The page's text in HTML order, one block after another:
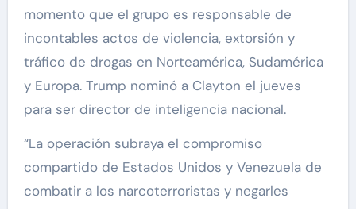
momento que el grupo es responsable de
incontables actos de violencia, extorsión y
tráfico de drogas en Norteamérica, Sudamérica
y Europa. Trump nominó a Clayton el jueves
para ser director de inteligencia nacional.
“La operación subraya el compromiso
compartido de Estados Unidos y Venezuela de
combatir a los narcoterroristas y negarles